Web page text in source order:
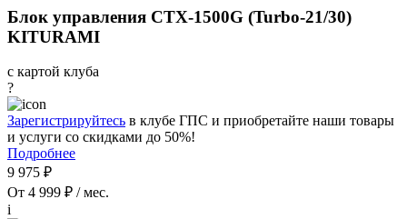
Блок управления CTX-1500G (Turbo-21/30)
KITURAMI
с картой клуба
?
Зарегистрируйтесь в клубе ГПС и приобретайте наши товары
и услуги со скидками до 50%!
Подробнее
9 975 ₽
От 4 999 ₽ / мес.
i